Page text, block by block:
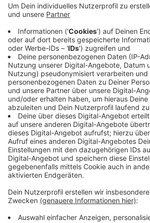
gesunken. Die fallenden Preise
gemacht. Für
erst in diesem Jahr zurück und
So kostet beispielsweise in
Quadratmeter für eine Wohnung
1980 ca 2030 Euro.
Veröffentlicht:Freitag, 11.08.2023 08:44
Anzeige